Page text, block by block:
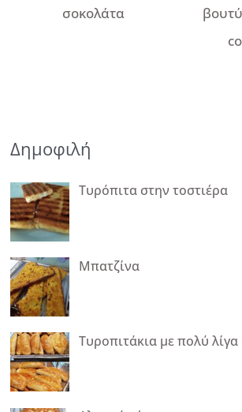
σοκολάτα
Δημοφιλή
Τυρόπιτα στην τοστιέρα
Μπατζίνα
Τυροπιτάκια με πολύ λίγα